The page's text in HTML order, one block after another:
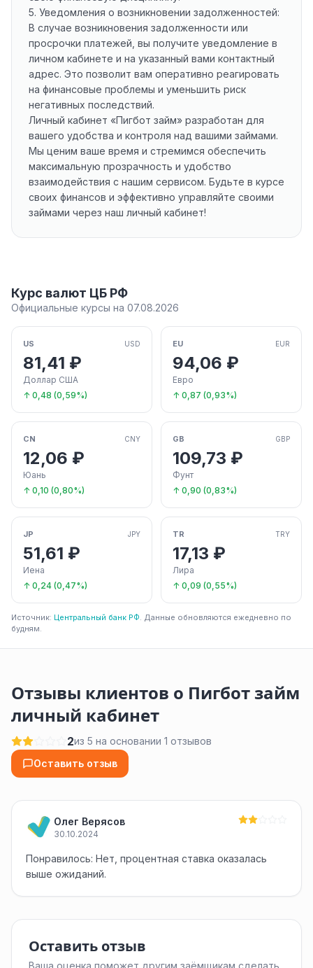
5. Уведомления о возникновении задолженностей:
В случае возникновения задолженности или
просрочки платежей, вы получите уведомление в
личном кабинете и на указанный вами контактный
адрес. Это позволит вам оперативно реагировать
на финансовые проблемы и уменьшить риск
негативных последствий.
Личный кабинет «Пигбот займ» разработан для
вашего удобства и контроля над вашими займами.
Мы ценим ваше время и стремимся обеспечить
максимальную прозрачность и удобство
взаимодействия с нашим сервисом. Будьте в курсе
своих финансов и эффективно управляйте своими
займами через наш личный кабинет!
Курс валют ЦБ РФ
Официальные курсы на 07.08.2026
US USD
81,41 ₽
Доллар США
↑ 0,48 (0,59%)
EU EUR
94,06 ₽
Евро
↑ 0,87 (0,93%)
CN CNY
12,06 ₽
Юань
↑ 0,10 (0,80%)
GB GBP
109,73 ₽
Фунт
↑ 0,90 (0,83%)
JP JPY
51,61 ₽
Иена
↑ 0,24 (0,47%)
TR TRY
17,13 ₽
Лира
↑ 0,09 (0,55%)
Источник: Центральный банк РФ. Данные обновляются ежедневно по
будням.
Отзывы клиентов о Пигбот займ
личный кабинет
2из 5 на основании 1 отзывов
Оставить отзыв
Олег Верясов
30.10.2024
Понравилось: Нет, процентная ставка оказалась
выше ожиданий.
Оставить отзыв
Ваша оценка поможет другим заёмщикам сделать